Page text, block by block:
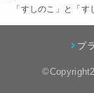
「すしのこ」と「
プ